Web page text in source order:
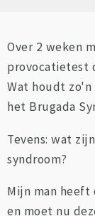
Over 2 weken
provocatietest
Wat houdt
het Brugada
Tevens: wat
syndroom?
Mijn man heeft
en moet nu